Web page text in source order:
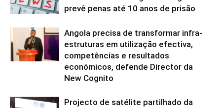
prevê penas até 10 anos de prisão
Angola precisa de transformar infra-
estruturas em utilização efectiva,
competências e resultados
económicos, defende Director da
New Cognito
Projecto de satélite partilhado da